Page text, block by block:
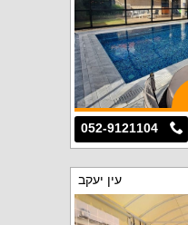
052-9121104
עין יעקב